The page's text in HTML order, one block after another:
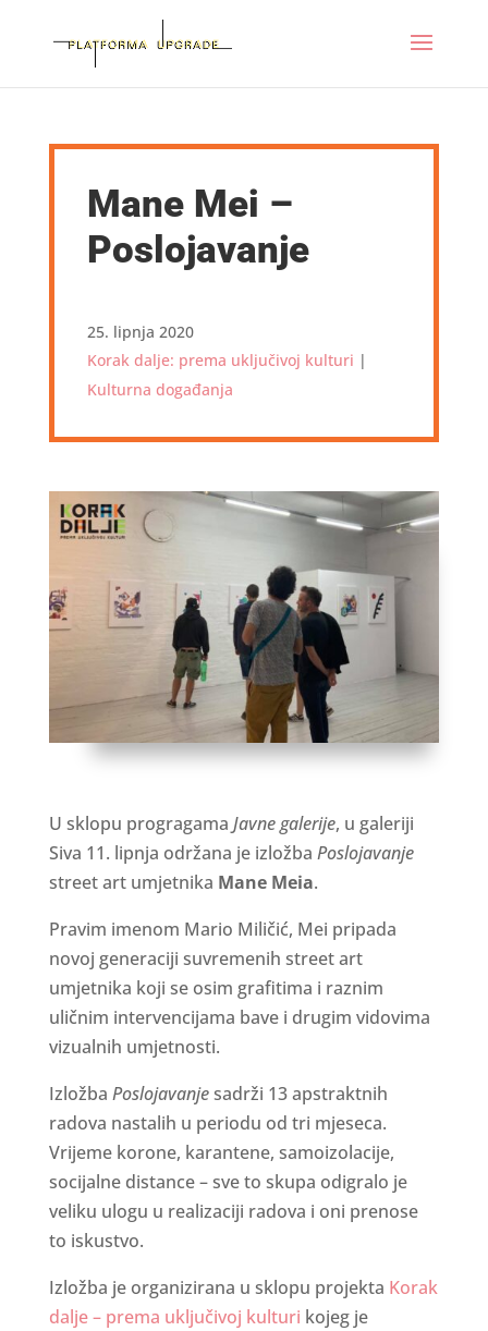
Mane Mei –
Poslojavanje
25. lipnja 2020
Korak dalje: prema uključivoj kulturi |
Kulturna događanja
U sklopu progragama Javne galerije, u galeriji
Siva 11. lipnja održana je izložba Poslojavanje
street art umjetnika Mane Meia.
Pravim imenom Mario Miličić, Mei pripada
novoj generaciji suvremenih street art
umjetnika koji se osim grafitima i raznim
uličnim intervencijama bave i drugim vidovima
vizualnih umjetnosti.
Izložba Poslojavanjesadrži 13 apstraktnih
radova nastalih u periodu od tri mjeseca.
Vrijeme korone, karantene, samoizolacije,
socijalne distance – sve to skupa odigralo je
veliku ulogu u realizaciji radova i oni prenose
to iskustvo.
Izložba je organizirana u sklopu projekta Korak
dalje – prema uključivoj kulturi kojeg je